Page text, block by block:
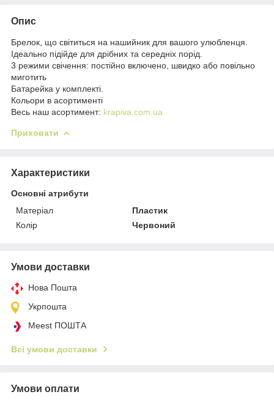
Опис
Брелок, що світиться на нашийник для вашого улюбленця.
Ідеально підійде для дрібних та середніх порід.
3 режими свічення: постійно включено, швидко або повільно
миготить
Батарейка у комплекті.
Кольори в асортименті
Весь наш асортимент: krapiva.com.ua
Приховати
Характеристики
Основні атрибути
Матеріал
Пластик
Колір
Червоний
Умови доставки
Нова Пошта
Укрпошта
Meest ПОШТА
Всі умови доставки
Умови оплати